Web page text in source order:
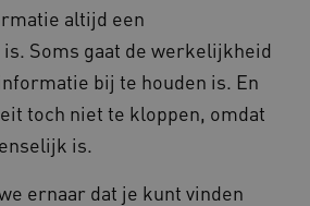
altijd een
Soms gaat de werkelijkheid
bij te houden is. En
toch niet te kloppen, omdat
is.
ernaar dat je kunt vinden
Microsoft Corporation
.www.kennispleingehandicaptensector.nl